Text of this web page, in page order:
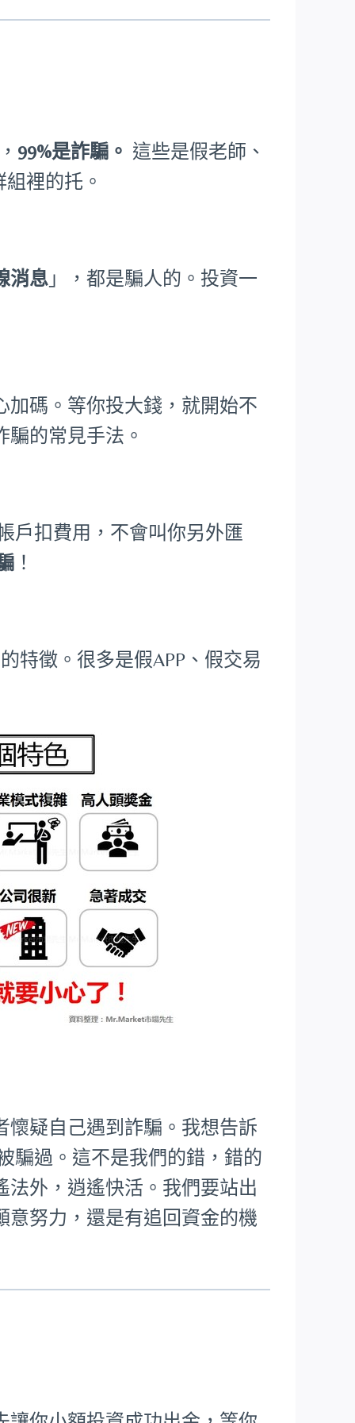
99%是詐騙。 這些是假老師、
裡的托。
消息 」，都是騙人的。投資一
加碼。等你投大錢，就開始不
的常見手法。
戶扣費用，不會叫你另外匯
！
特徵。很多是假APP、假交易
懷疑自己遇到詐騙。我想告訴
騙過。這不是我們的錯，錯的
外，逍遙快活。我們要站出
努力，還是有追回資金的機